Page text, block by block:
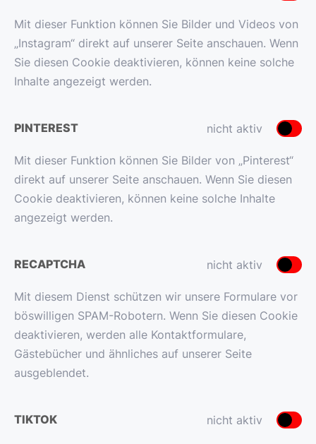
Mit dieser Funktion können Sie Bilder und Videos von
„Instagram“ direkt auf unserer Seite anschauen. Wenn
Sie diesen Cookie deaktivieren, können keine solche
Inhalte angezeigt werden.
PINTEREST nicht aktiv
Mit dieser Funktion können Sie Bilder von „Pinterest“
direkt auf unserer Seite anschauen. Wenn Sie diesen
Cookie deaktivieren, können keine solche Inhalte
angezeigt werden.
RECAPTCHA nicht aktiv
Mit diesem Dienst schützen wir unsere Formulare vor
böswilligen SPAM-Robotern. Wenn Sie diesen Cookie
deaktivieren, werden alle Kontaktformulare,
Gästebücher und ähnliches auf unserer Seite
ausgeblendet.
TIKTOK nicht aktiv